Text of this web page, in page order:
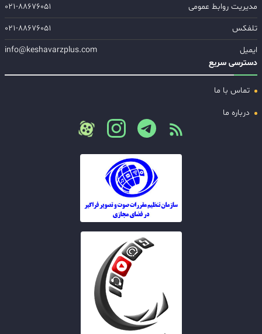
مدیریت روابط عمومی
۰۲۱-۸۸۶۷۶۰۵۱
تلفکس
۰۲۱-۸۸۶۷۶۰۵۱
ایمیل
info@keshavarzplus.com
دسترسی سریع
تماس با ما
درباره ما